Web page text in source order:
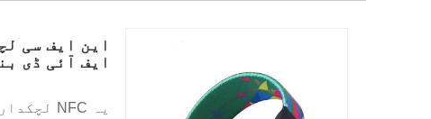
این ایف سی
ایف آئی ڈی